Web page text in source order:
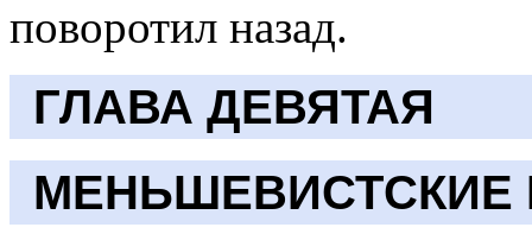
поворотил назад.
ГЛАВА ДЕВЯТАЯ
МЕНЬШЕВИСТСКИЕ